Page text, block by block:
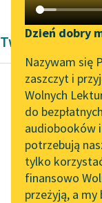
Katalog DAISY
Podkasty o
Aktualności
„Prokurator Alicja
do słuchania
Byliśmy częścią
Lab
Zapraszamy na
online z
Dzień dobry
Nazywam się
zaszczyt i
Wolnych
do
audiobooków
potrzebują
tylko
finansowo
przeżyją, a
Twórczość